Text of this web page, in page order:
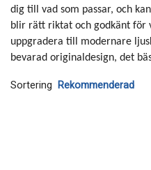
dig till vad som passar, och
blir rätt riktat och godkänt för
uppgradera till modernare
bevarad originaldesign, det
Sortering